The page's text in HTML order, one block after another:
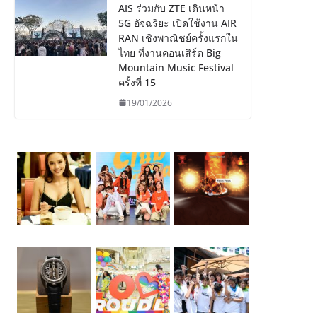
AIS ร่วมกับ ZTE เดินหน้า
5G อัจฉริยะ เปิดใช้งาน AIR
RAN เชิงพาณิชย์ครั้งแรกใน
ไทย ที่งานคอนเสิร์ต Big
Mountain Music Festival
ครั้งที่ 15
19/01/2026